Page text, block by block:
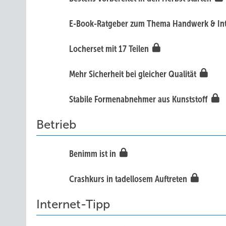
E-Book-Ratgeber zum Thema Handwerk &
Locherset mit 17 Teilen
Mehr Sicherheit bei gleicher Qualität
Stabile Formenabnehmer aus Kunststoff
Betrieb
Benimm ist in
Crashkurs in tadellosem Auftreten
Internet-Tipp